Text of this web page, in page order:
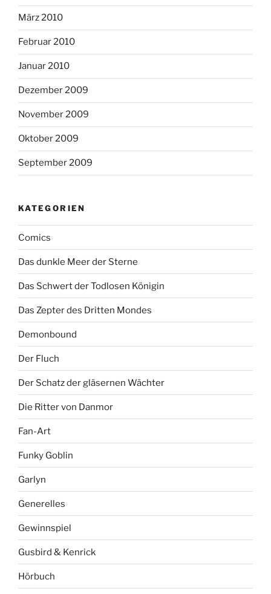
März 2010
Februar 2010
Januar 2010
Dezember 2009
November 2009
Oktober 2009
September 2009
KATEGORIEN
Comics
Das dunkle Meer der Sterne
Das Schwert der Todlosen Königin
Das Zepter des Dritten Mondes
Demonbound
Der Fluch
Der Schatz der gläsernen Wächter
Die Ritter von Danmor
Fan-Art
Funky Goblin
Garlyn
Generelles
Gewinnspiel
Gusbird & Kenrick
Hörbuch